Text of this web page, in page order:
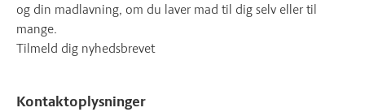
og din madlavning, om du laver mad til dig selv eller til
mange.
Tilmeld dig nyhedsbrevet
Kontaktoplysninger